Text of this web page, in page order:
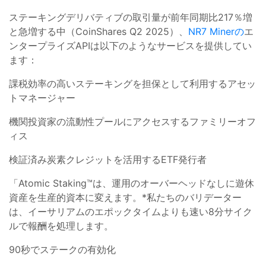
ステーキングデリバティブの取引量が前年同期比217％増
と急増する中（CoinShares Q2 2025）、 NR7 Minerのエ
ンタープライズAPIは以下のようなサービスを提供してい
ます：
課税効率の高いステーキングを担保として利用するアセッ
トマネージャー
機関投資家の流動性プールにアクセスするファミリーオフ
ィス
検証済み炭素クレジットを活用するETF発行者
「Atomic Staking™は、運用のオーバーヘッドなしに遊休
資産を生産的資本に変えます。*私たちのバリデーター
は、イーサリアムのエポックタイムよりも速い8分サイク
ルで報酬を処理します。
90秒でステークの有効化